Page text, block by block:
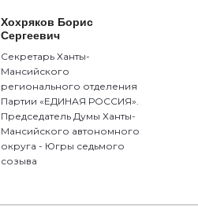
Хохряков Борис
Сергеевич
Секретарь Ханты-
Мансийского
регионального отделения
Партии «ЕДИНАЯ РОССИЯ».
Председатель Думы Ханты-
Мансийского автономного
округа - Югры седьмого
созыва